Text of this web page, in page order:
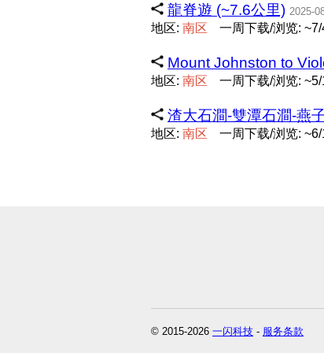
龍脊遊 (~7.6公里) 2025-
地区: 南区 一周下载/浏览: ~7/
Mount Johnston to
地区: 南区 一周下载/浏览:
渣大石澗-雙潭石澗-燕
地区: 南区 一周下载/浏览:
© 2015-2026 一闪科技 - 服务条款